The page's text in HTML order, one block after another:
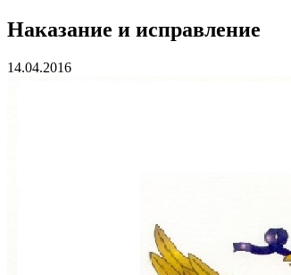
Наказание и исправление
14.04.2016